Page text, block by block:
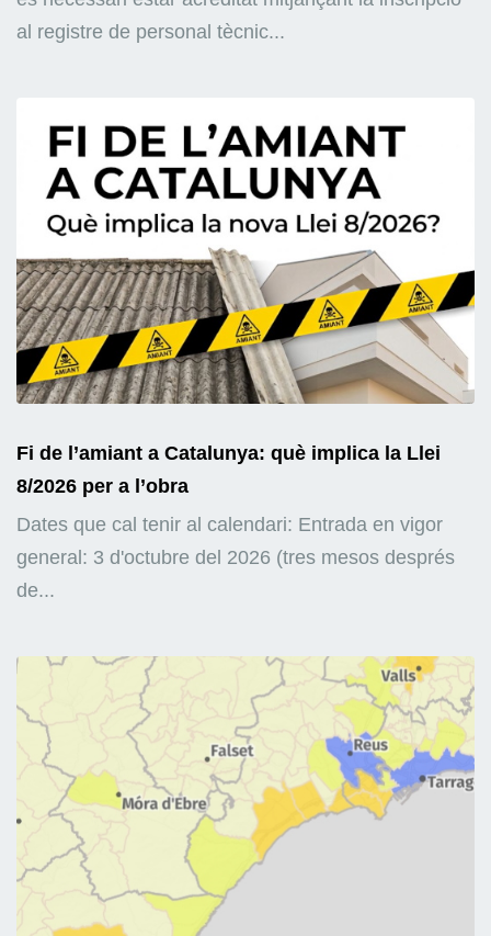
al registre de personal tècnic...
Fi de l’amiant a Catalunya: què implica la Llei
8/2026 per a l’obra
Dates que cal tenir al calendari: Entrada en vigor
general: 3 d'octubre del 2026 (tres mesos després
de...